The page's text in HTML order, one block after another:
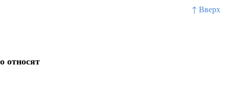
↑ Вверх
относят